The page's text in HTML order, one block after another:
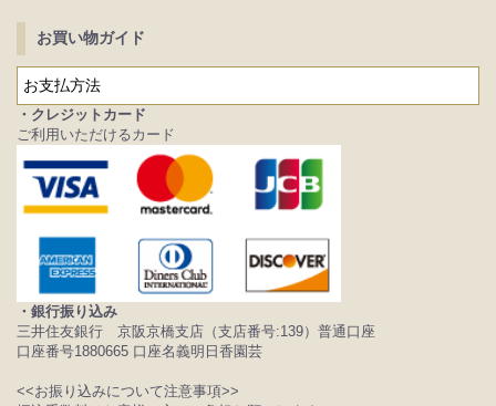
お買い物ガイド
お支払方法
・クレジットカード
ご利用いただけるカード
・銀行振り込み
三井住友銀行 京阪京橋支店（支店番号:139）普通口座
口座番号1880665 口座名義明日香園芸
<<お振り込みについて注意事項>>